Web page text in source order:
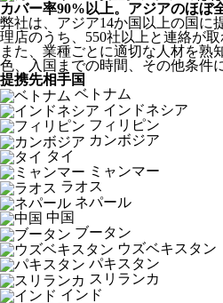
カバー率90%以上。アジアのほぼ
弊社は、 アジア14か国以上の国に
理店のうち、550社以上と連絡が
また、業種ごとに適切な人材を熟
色、入国までの時間、その他条件
提携先相手国
ベトナム
インドネシア
フィリピン
カンボジア
タイ
ミャンマー
ラオス
ネパール
中国
ブータン
ウズベキスタン
パキスタン
スリランカ
インド